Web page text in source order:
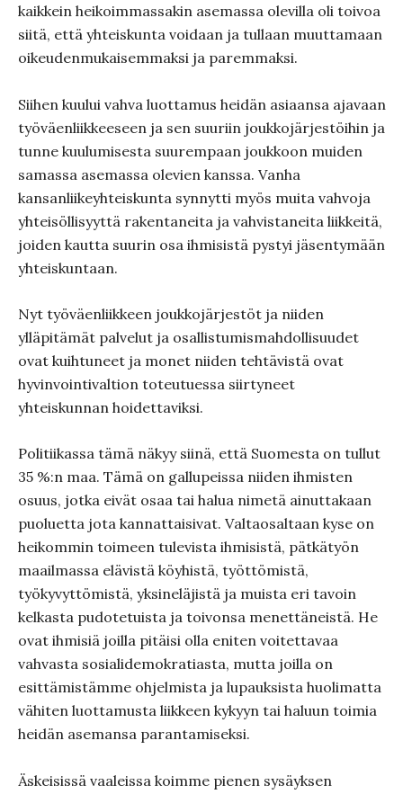
kaikkein heikoimmassakin asemassa olevilla oli toivoa
siitä, että yhteiskunta voidaan ja tullaan muuttamaan
oikeudenmukaisemmaksi ja paremmaksi.
Siihen kuului vahva luottamus heidän asiaansa ajavaan
työväenliikkeeseen ja sen suuriin joukkojärjestöihin ja
tunne kuulumisesta suurempaan joukkoon muiden
samassa asemassa olevien kanssa. Vanha
kansanliikeyhteiskunta synnytti myös muita vahvoja
yhteisöllisyyttä rakentaneita ja vahvistaneita liikkeitä,
joiden kautta suurin osa ihmisistä pystyi jäsentymään
yhteiskuntaan.
Nyt työväenliikkeen joukkojärjestöt ja niiden
ylläpitämät palvelut ja osallistumismahdollisuudet
ovat kuihtuneet ja monet niiden tehtävistä ovat
hyvinvointivaltion toteutuessa siirtyneet
yhteiskunnan hoidettaviksi.
Politiikassa tämä näkyy siinä, että Suomesta on tullut
35 %:n maa. Tämä on gallupeissa niiden ihmisten
osuus, jotka eivät osaa tai halua nimetä ainuttakaan
puoluetta jota kannattaisivat. Valtaosaltaan kyse on
heikommin toimeen tulevista ihmisistä, pätkätyön
maailmassa elävistä köyhistä, työttömistä,
työkyvyttömistä, yksineläjistä ja muista eri tavoin
kelkasta pudotetuista ja toivonsa menettäneistä. He
ovat ihmisiä joilla pitäisi olla eniten voitettavaa
vahvasta sosialidemokratiasta, mutta joilla on
esittämistämme ohjelmista ja lupauksista huolimatta
vähiten luottamusta liikkeen kykyyn tai haluun toimia
heidän asemansa parantamiseksi.
Äskeisissä vaaleissa koimme pienen sysäyksen